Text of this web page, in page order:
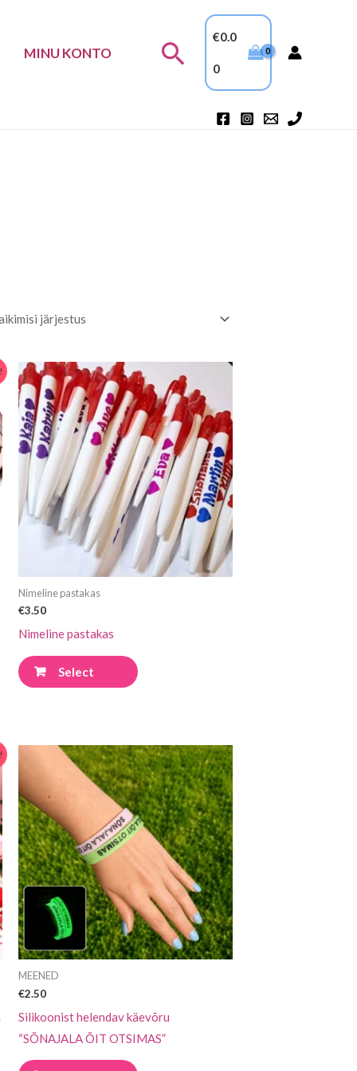
MINU KONTO Search
€0.0
0
Nimeline pastakas
€3.50
Nimeline pastakas
Select
Sellel
tootel
on
mitu
varianti.
Valikuid
saab
teha
tootelehel.
MEENED
€2.50
Silikoonist helendav käevõru
“SÕNAJALA ÕIT OTSIMAS”
Sellel
tootel
on
mitu
varianti.
Valikuid
saab
teha
tootelehel.